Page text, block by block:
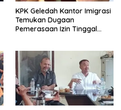
KPK Geledah Kantor Imigrasi
Temukan Dugaan
Pemerasaan Izin Tinggal